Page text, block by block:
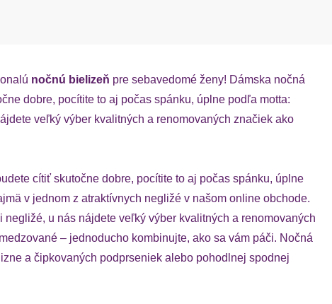
nočnú bielizeň pre sebavedomé ženy! Dámska nočná
dobre, pocítite to aj počas spánku, úplne podľa motta:
veľký výber kvalitných a renomovaných značiek ako
cítiť skutočne dobre, pocítite to aj počas spánku, úplne
v jednom z atraktívnych negližé v našom online obchode.
u nás nájdete veľký výber kvalitných a renomovaných
– jednoducho kombinujte, ako sa vám páči. Nočná
a čipkovaných podprseniek alebo pohodlnej spodnej